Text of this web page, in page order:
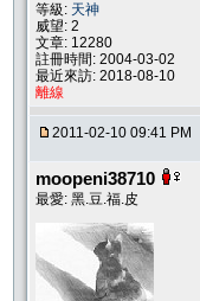
等級: 天神
威望: 2
文章: 12280
註冊時間: 2004-03-02
最近來訪: 2018-08-10
離線
2011-02-10 09:41 PM
moopeni38710
最愛: 黑.豆.福.皮